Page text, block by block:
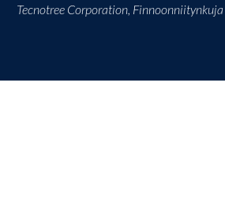
Tecnotree Corporation,